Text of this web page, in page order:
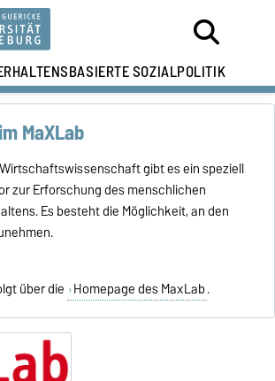
SOZIALPOLITIK
MaXLab
gibt es ein speziell
zur Erforschung des menschlichen
Es besteht die Möglichkeit, an den
über die Homepage des MaxLab.